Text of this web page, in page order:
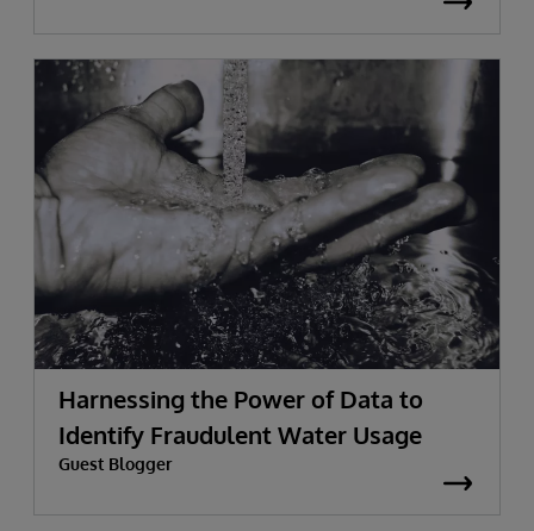
Harnessing the Power of Data to
Identify Fraudulent Water Usage
Guest Blogger